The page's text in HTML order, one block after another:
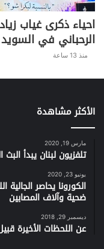
احياء ذكرى غياب زياد
الرحباني في
منذ 13 ساعة
الأكثر مشاهدة
مارس 19, 2020
تلفزيون لبنان يبدأ
يونيو 23, 2020
الكورونا يحاصر
ضحية وآلاف المصابين
ديسمبر 29, 2018
عن اللحظات الأخيرة قبيل